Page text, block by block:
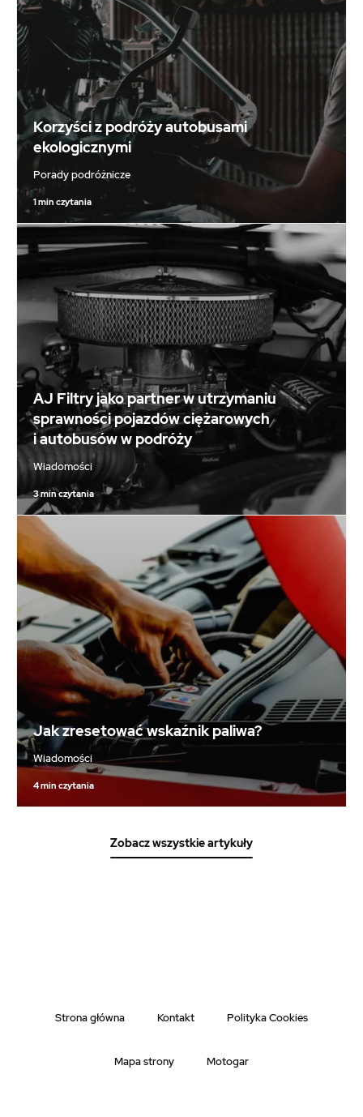
Korzyści z podróży autobusami
ekologicznymi
Porady podróżnicze
1 min czytania
AJ Filtry jako partner w utrzymaniu
sprawności pojazdów ciężarowych
i autobusów w podróży
Wiadomości
3 min czytania
Jak zresetować wskaźnik paliwa?
Wiadomości
4 min czytania
Zobacz wszystkie artykuły
Strona główna Kontakt Polityka Cookies
Mapa strony Motogar